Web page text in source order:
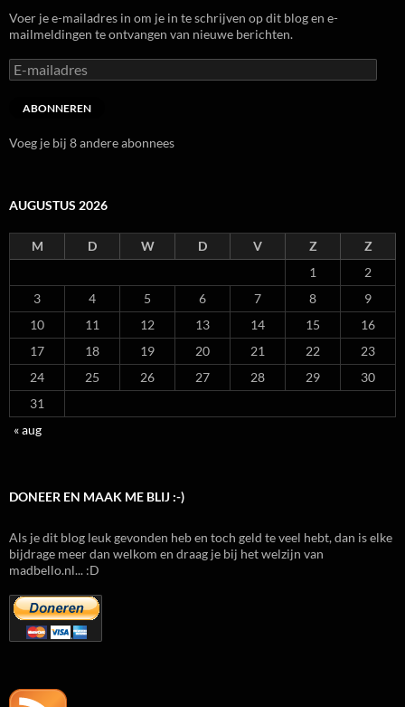
Voer je e-mailadres in om je in te schrijven op dit blog en e-
mailmeldingen te ontvangen van nieuwe berichten.
E-
mailadres
ABONNEREN
Voeg je bij 8 andere abonnees
AUGUSTUS 2026
M D W D V Z
Z
1
2
3
4 5 6 7 8
9
10
11 12 13 14 15
16
17
18 19 20 21 22
23
24
25 26 27 28 29
30
31
« aug
DONEER EN MAAK ME BLIJ :-)
Als je dit blog leuk gevonden heb en toch geld te veel hebt, dan is elke
bijdrage meer dan welkom en draag je bij het welzijn van
madbello.nl... :D